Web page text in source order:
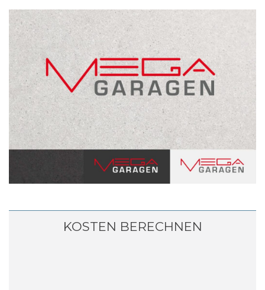
KOSTEN BERECHNEN